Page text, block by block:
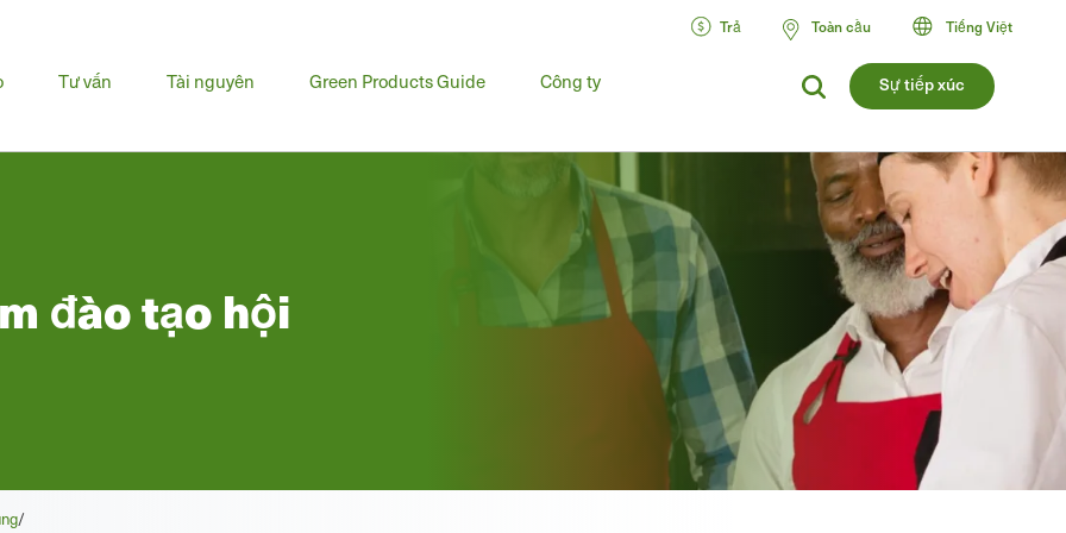
Sự tiếp xúc
Tư vấn Tài nguyên Green Products Guide Công ty
Trả Toàn cầu Tiếng Việt
đào tạo hội
/